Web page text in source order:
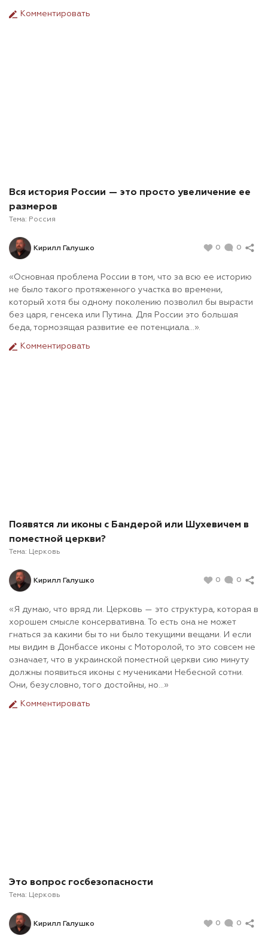
Комментировать
Вся история России — это просто увеличение ее
размеров
Тема: Россия
Кирилл Галушко 0 0
«Основная проблема России в том, что за всю ее историю
не было такого протяженного участка во времени,
который хотя бы одному поколению позволил бы вырасти
без царя, генсека или Путина. Для России это большая
беда, тормозящая развитие ее потенциала…».
Комментировать
Появятся ли иконы с Бандерой или Шухевичем в
поместной церкви?
Тема: Церковь
Кирилл Галушко 0 0
«Я думаю, что вряд ли. Церковь — это структура, которая в
хорошем смысле консервативна. То есть она не может
гнаться за какими бы то ни было текущими вещами. И если
мы видим в Донбассе иконы с Моторолой, то это совсем не
означает, что в украинской поместной церкви сию минуту
должны появиться иконы с мучениками Небесной сотни.
Они, безусловно, того достойны, но…»
Комментировать
Это вопрос госбезопасности
Тема: Церковь
Кирилл Галушко 0 0